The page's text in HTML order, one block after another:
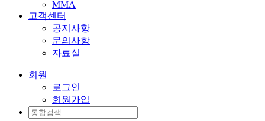
MMA
고객센터
공지사항
문의사항
자료실
회원
로그인
회원가입